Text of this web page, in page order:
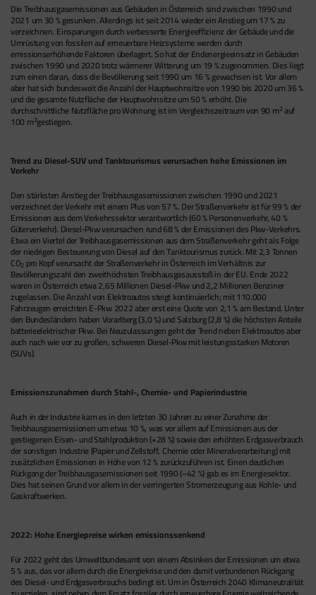
Die Treibhausgasemissionen aus Gebäuden in Österreich sind zwischen 1990 und
2021 um 30 % gesunken. Allerdings ist seit 2014 wieder ein Anstieg um 17 % zu
verzeichnen. Einsparungen durch verbesserte Energieeffizienz der Gebäude und die
Umrüstung von fossilen auf erneuerbare Heizsysteme werden durch
emissionserhöhende Faktoren überlagert. So hat der Endenergieeinsatz in Gebäuden
zwischen 1990 und 2020 trotz wärmerer Witterung um 19 % zugenommen. Dies liegt
zum einen daran, dass die Bevölkerung seit 1990 um 16 % gewachsen ist. Vor allem
aber hat sich bundesweit die Anzahl der Hauptwohnsitze von 1990 bis 2020 um 36 %
und die gesamte Nutzfläche der Hauptwohnsitze um 50 % erhöht. Die
durchschnittliche Nutzfläche pro Wohnung ist im Vergleichszeitraum von 90 m2auf
100 m2gestiegen.
Trend zu Diesel-SUV und Tanktourismus verursachen hohe Emissionen im
Verkehr
Den stärksten Anstieg der Treibhausgasemissionen zwischen 1990 und 2021
verzeichnet der Verkehr mit einem Plus von 57 %. Der Straßenverkehr ist für 99 % der
Emissionen aus dem Verkehrssektor verantwortlich (60 % Personenverkehr, 40 %
Güterverkehr). Diesel-Pkw verursachen rund 68 % der Emissionen des Pkw-Verkehrs.
Etwa ein Viertel der Treibhausgasemissionen aus dem Straßenverkehr geht als Folge
der niedrigen Besteuerung von Diesel auf den Tanktourismus zurück. Mit 2,3 Tonnen
CO2 pro Kopf verursacht der Straßenverkehr in Österreich im Verhältnis zur
Bevölkerungszahl den zweithöchsten Treibhausgasausstoß in der EU. Ende 2022
waren in Österreich etwa 2,65 Millionen Diesel-Pkw und 2,2 Millionen Benziner
zugelassen. Die Anzahl von Elektroautos steigt kontinuierlich; mit 110.000
Fahrzeugen erreichten E-Pkw 2022 aber erst eine Quote von 2,1 % am Bestand. Unter
den Bundesländern haben Vorarlberg (3,0 %) und Salzburg (2,8 %) die höchsten Anteile
batterieelektrischer Pkw. Bei Neuzulassungen geht der Trend neben Elektroautos aber
auch nach wie vor zu großen, schweren Diesel-Pkw mit leistungsstarken Motoren
(SUVs).
Emissionszunahmen durch Stahl-, Chemie- und Papierindustrie
Auch in der Industrie kam es in den letzten 30 Jahren zu einer Zunahme der
Treibhausgasemissionen um etwa 10 %, was vor allem auf Emissionen aus der
gestiegenen Eisen- und Stahlproduktion (+28 %) sowie den erhöhten Erdgasverbrauch
der sonstigen Industrie (Papier und Zellstoff, Chemie oder Mineralverarbeitung) mit
zusätzlichen Emissionen in Höhe von 12 % zurückzuführen ist. Einen deutlichen
Rückgang der Treibhausgasemissionen seit 1990 (–42 %) gab es im Energiesektor.
Dies hat seinen Grund vor allem in der verringerten Stromerzeugung aus Kohle- und
Gaskraftwerken.
2022: Hohe Energiepreise wirken emissionssenkend
Für 2022 geht das Umweltbundesamt von einem Absinken der Emissionen um etwa
5 % aus, das vor allem durch die Energiekrise und den damit verbundenen Rückgang
des Diesel- und Erdgasverbrauchs bedingt ist. Um in Österreich 2040 Klimaneutralität